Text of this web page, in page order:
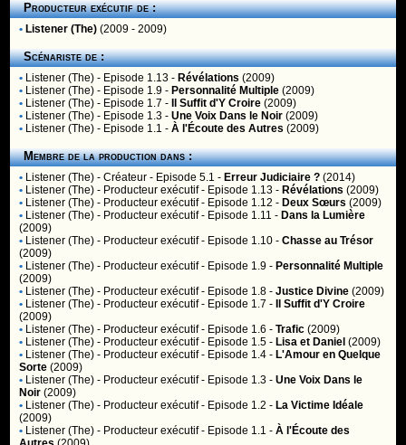
Producteur exécutif de :
• Listener (The) (2009 - 2009)
Scénariste de :
• Listener (The) - Episode 1.13 - Révélations (2009)
• Listener (The) - Episode 1.9 - Personnalité Multiple (2009)
• Listener (The) - Episode 1.7 - Il Suffit d'Y Croire (2009)
• Listener (The) - Episode 1.3 -Une Voix Dans le Noir (2009)
• Listener (The) - Episode 1.1 -À l'Écoute des Autres (2009)
Membre de la production dans :
• Listener (The) - Créateur - Episode 5.1 - Erreur Judiciaire ? (2014)
• Listener (The) - Producteur exécutif - Episode 1.13 - Révélations (2009)
• Listener (The) - Producteur exécutif - Episode 1.12 - Deux Sœurs (2009)
• Listener (The) - Producteur exécutif - Episode 1.11 - Dans la Lumière
(2009)
• Listener (The) - Producteur exécutif - Episode 1.10 -Chasse au Trésor
(2009)
• Listener (The) - Producteur exécutif - Episode 1.9 - Personnalité Multiple
(2009)
• Listener (The) - Producteur exécutif - Episode 1.8 -Justice Divine (2009)
• Listener (The) - Producteur exécutif - Episode 1.7 -
Il Suffit d'Y Croire
(2009)
• Listener (The) - Producteur exécutif - Episode 1.6 -Trafic (2009)
• Listener (The) - Producteur exécutif - Episode 1.5 - Lisa et Daniel (2009)
• Listener (The) - Producteur exécutif - Episode 1.4 - L'Amour en Quelque
Sorte (2009)
• Listener (The) - Producteur exécutif - Episode 1.3 -Une Voix Dans le
Noir (2009)
• Listener (The) - Producteur exécutif - Episode 1.2 - La Victime Idéale
(2009)
• Listener (The) - Producteur exécutif - Episode 1.1 -À l'Écoute des